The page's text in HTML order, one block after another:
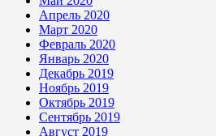
Апрель 2020
Март 2020
Февраль 2020
Январь 2020
Декабрь 2019
Ноябрь 2019
Октябрь 2019
Сентябрь 2019
Август 2019